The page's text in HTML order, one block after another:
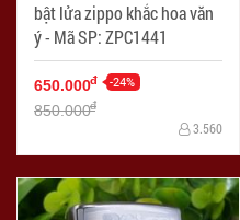
bật lửa zippo khắc hoa văn
ý - Mã SP: ZPC1441
650.000đ -24%
850.000đ
3.560